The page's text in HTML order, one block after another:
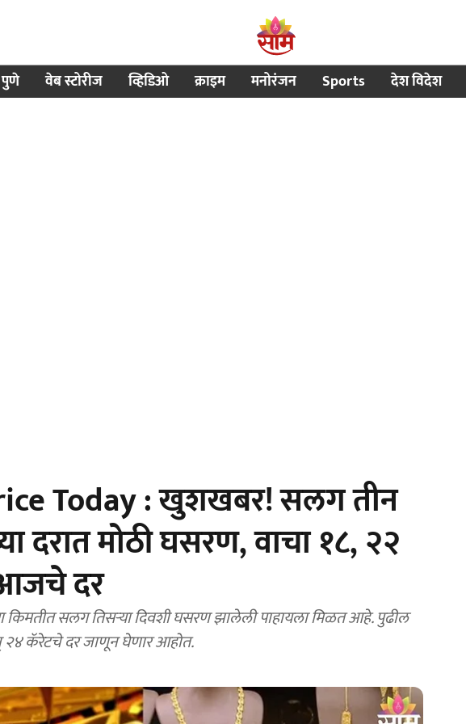
वेब स्टोरीज व्हिडिओ क्राइम मनोरंजन Sports देश विदेश
Today : खुशखबर! सलग तीन
दरात मोठी घसरण, वाचा १८, २२
दर
किमतीत सलग तिसऱ्या दिवशी घसरण झालेली पाहायला मिळत आहे. पुढील
कॅरेटचे दर जाणून घेणार आहोत.